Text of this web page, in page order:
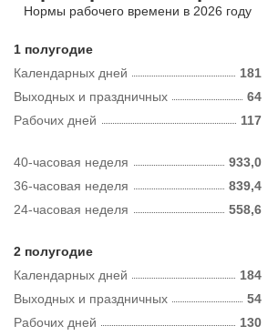
Нормы рабочего времени в 2026 году
1 полугодие
Календарных дней
181
Рабочих дней 117
Выходных и праздничных 64
40-часовая неделя
933,0
36-часовая неделя
839,4
24-часовая неделя
558,6
2 полугодие
Календарных дней
184
Рабочих дней 130
Выходных и праздничных 54